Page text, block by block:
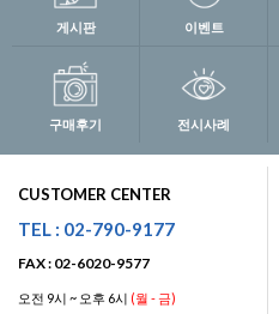
게시판 이벤트
구매후기 전시사례
CUSTOMER CENTER
TEL : 02-790-9177
FAX : 02-6020-9577
오전 9시 ~ 오후 6시 (월 - 금)